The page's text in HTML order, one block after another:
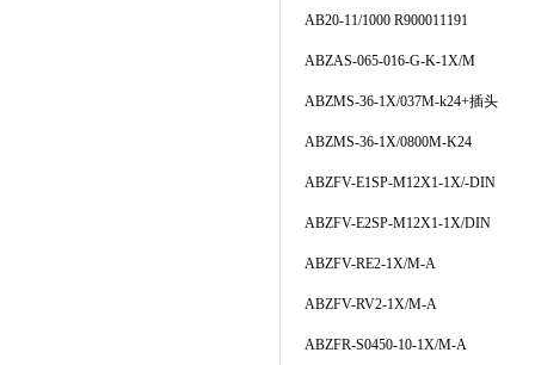
AB20-11/1000 R900011191
ABZAS-065-016-G-K-1X/M
ABZMS-36-1X/037M-k24+插头
ABZMS-36-1X/0800M-K24
ABZFV-E1SP-M12X1-1X/-DIN
ABZFV-E2SP-M12X1-1X/DIN
ABZFV-RE2-1X/M-A
ABZFV-RV2-1X/M-A
ABZFR-S0450-10-1X/M-A